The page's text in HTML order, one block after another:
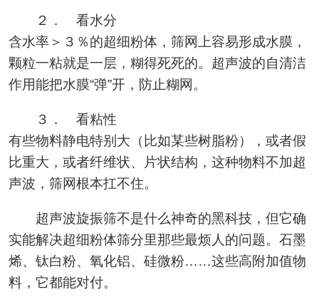
２． 看水分
含水率＞３％的超细粉体，筛网上容易形成水膜，
颗粒一粘就是一层，糊得死死的。超声波的自清洁
作用能把水膜“弹”开，防止糊网。
３． 看粘性
有些物料静电特别大（比如某些树脂粉），或者假
比重大，或者纤维状、片状结构，这种物料不加超
声波，筛网根本扛不住。
超声波旋振筛不是什么神奇的黑科技，但它确
实能解决超细粉体筛分里那些最烦人的问题。石墨
烯、钛白粉、氧化铝、硅微粉……这些高附加值物
料，它都能对付。